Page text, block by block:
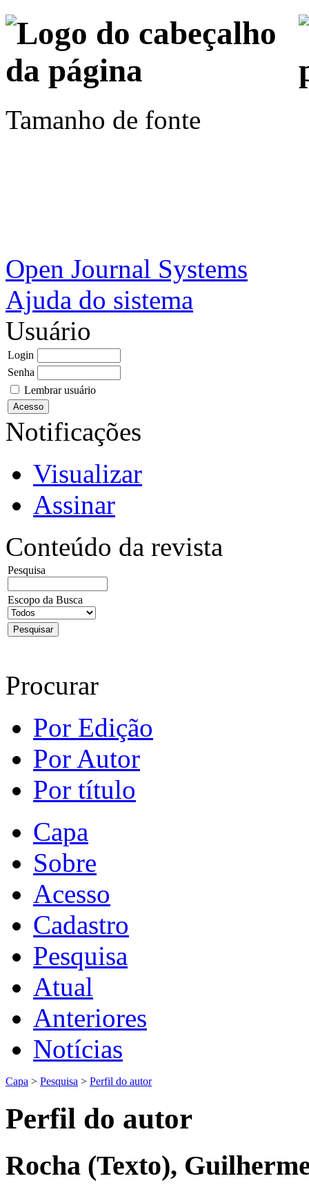
Tamanho de fonte
Open Journal Systems
Ajuda do sistema
Usuário
Login
Senha
Lembrar usuário
Notificações
Visualizar
Assinar
Conteúdo da revista
Pesquisa
Escopo da Busca
Procurar
Por Edição
Por Autor
Por título
Capa
Sobre
Acesso
Cadastro
Pesquisa
Atual
Anteriores
Notícias
Capa > Pesquisa > Perfil do autor
Perfil do autor
Rocha (Texto),